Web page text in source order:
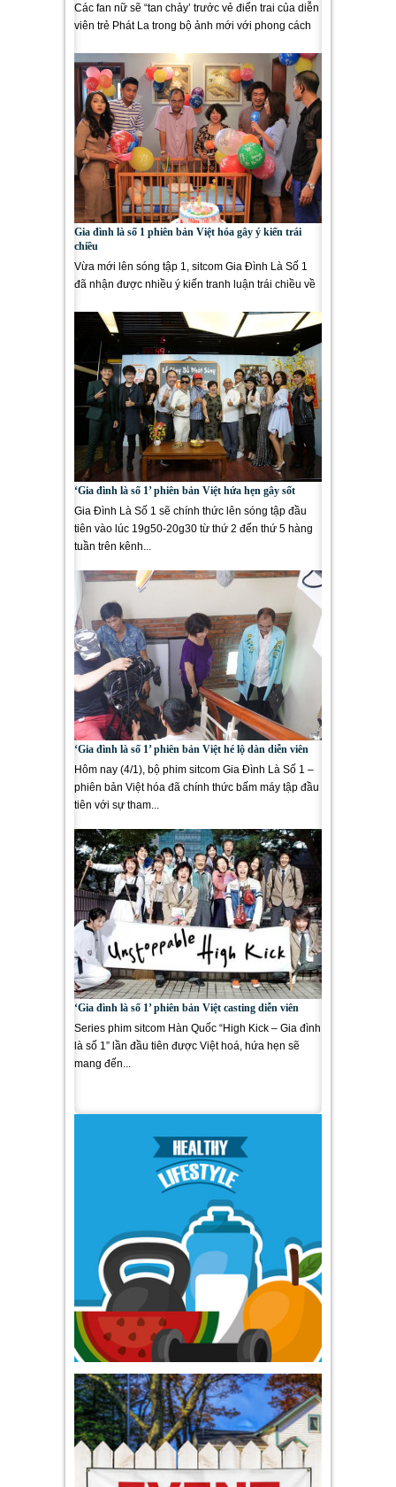
Các fan nữ sẽ “tan chảy’ trước vẻ điển trai của diễn
viên trẻ Phát La trong bộ ảnh mới với phong cách
Gia đình là số 1 phiên bản Việt hóa gây ý kiến trái
chiều
Vừa mới lên sóng tập 1, sitcom Gia Đình Là Số 1
đã nhận được nhiều ý kiến tranh luận trái chiều về
‘Gia đình là số 1’ phiên bản Việt hứa hẹn gây sốt
Gia Đình Là Số 1 sẽ chính thức lên sóng tập đầu
tiên vào lúc 19g50-20g30 từ thứ 2 đến thứ 5 hàng
tuần trên kênh...
‘Gia đình là số 1’ phiên bản Việt hé lộ dàn diễn viên
Hôm nay (4/1), bộ phim sitcom Gia Đình Là Số 1 –
phiên bản Việt hóa đã chính thức bấm máy tập đầu
tiên với sự tham...
‘Gia đình là số 1’ phiên bản Việt casting diễn viên
Series phim sitcom Hàn Quốc “High Kick – Gia đình
là số 1” lần đầu tiên được Việt hoá, hứa hẹn sẽ
mang đến...